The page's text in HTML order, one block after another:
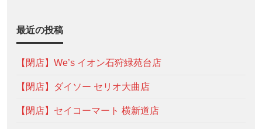
最近の投稿
【閉店】We’s イオン石狩緑苑台店
【閉店】ダイソー セリオ大曲店
【閉店】セイコーマート 横新道店